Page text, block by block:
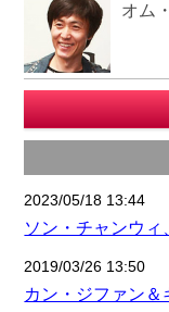
オム
2023/05/18 13:44
ソン・チャンウ
2019/03/26 13:50
カン・ジファン